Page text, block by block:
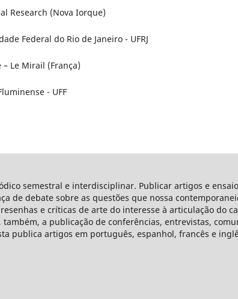
Research (Nova Iorque)
Federal do Rio de Janeiro - UFRJ
Le Mirail (França)
- UFF
semestral e interdisciplinar. Publicar artigos e
de debate sobre as questões que nossa
e críticas de arte do interesse à articulação do
a publicação de conferências, entrevistas,
publica artigos em português, espanhol, francês e